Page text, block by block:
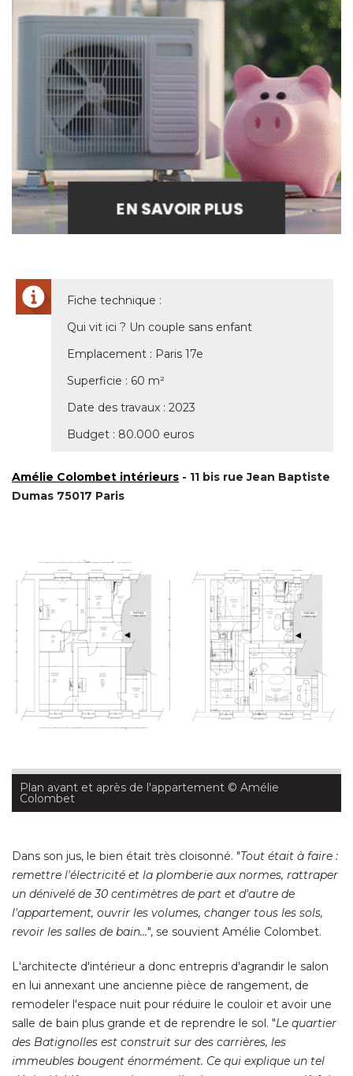
Fiche technique :
Qui vit ici ? Un couple sans enfant
Emplacement : Paris 17e
Superficie : 60 m²
Date des travaux : 2023
Budget : 80.000 euros
Amélie Colombet intérieurs - 11 bis rue Jean Baptiste
Dumas 75017 Paris
Plan avant et après de l'appartement © Amélie
Colombet
Dans son jus, le bien était très cloisonné. "Tout était à faire :
remettre l'électricité et la plomberie aux normes, rattraper
un dénivelé de 30 centimètres de part et d'autre de
l'appartement, ouvrir les volumes, changer tous les sols,
revoir les salles de bain…", se souvient Amélie Colombet.
L'architecte d'intérieur a donc entrepris d'agrandir le salon
en lui annexant une ancienne pièce de rangement, de
remodeler l'espace nuit pour réduire le couloir et avoir une
salle de bain plus grande et de reprendre le sol. "Le quartier
des Batignolles est construit sur des carrières, les
immeubles bougent énormément. Ce qui explique un tel